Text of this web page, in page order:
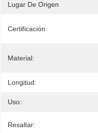
Lugar De Origen
Certificación
Material:
Longitud:
Uso:
Resaltar: